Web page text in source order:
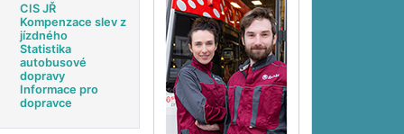
CIS JŘ
Kompenzace slev z
jízdného
Statistika
autobusové
dopravy
Informace pro
dopravce